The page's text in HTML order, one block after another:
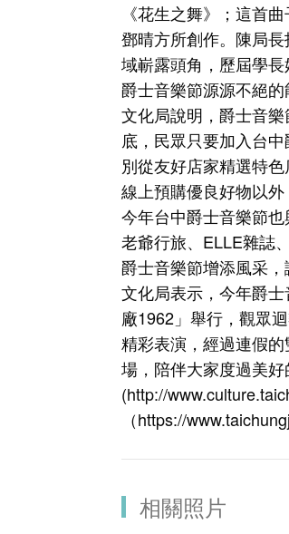
《花生之舞》；這首
鄧晴方所創作。陳局
域嶄露頭角，歷屆學
爵士音樂節源源不絕的
文化局說明，爵士音
底，民眾只要加入台
別從友好店家精選特
線上預購優良好物以外
今年台中爵士音樂節
老爺行旅、ELLE雜誌
爵士音樂節增添風采，
文化局表示，今年爵
廠1962」舉行，觀眾
精彩表演，經過連假
場，陪伴大家度過美
(http://
（https://
相關照片